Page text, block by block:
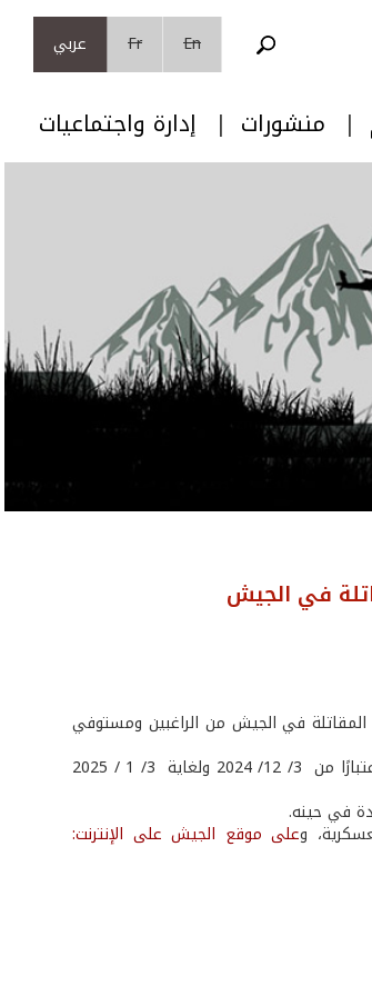
En
Fr عربي
منشورات إدارة واجتماعيات
في الجيش
في الجيش من الراغبين ومستوفي
على الراغبين التقدم بطلباتهم شخصيًّا إلى شركة ليبان بوست حصرًا، وذلك خلال أوقات الدوام الرسمي، اعتبارًا من 3/ 12/ 2024 ولغاية 3/ 1 / 2025
في حينه.
وعلى موقع الجيش على الإنترنت: